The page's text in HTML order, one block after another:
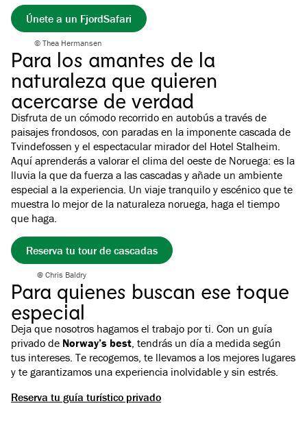
Únete a un FjordSafari
© Thea Hermansen
Para los amantes de la
naturaleza que quieren
acercarse de verdad
Disfruta de un cómodo recorrido en autobús a través de
paisajes frondosos, con paradas en la imponente cascada de
Tvindefossen y el espectacular mirador del Hotel Stalheim.
Aquí aprenderás a valorar el clima del oeste de Noruega: es la
lluvia la que da fuerza a las cascadas y añade un ambiente
especial a la experiencia. Un viaje tranquilo y escénico que te
muestra lo mejor de la naturaleza noruega, haga el tiempo
que haga.
Reserva tu tour de cascadas
@ Chris Baldry
Para quienes buscan ese toque
especial
Deja que nosotros hagamos el trabajo por ti. Con un guía
privado de Norway’s best, tendrás un día a medida según
tus intereses. Te recogemos, te llevamos a los mejores lugares
y te garantizamos una experiencia inolvidable y sin estrés.
Reserva tu guía turístico privado